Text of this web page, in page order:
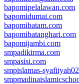
bapomipelalawan.com
bapomidumai.com
bapomibatam.com
bapomibatanghari.com
bapomijambi.com
smpadikirma.com
smpasisi.com
smpislamas-